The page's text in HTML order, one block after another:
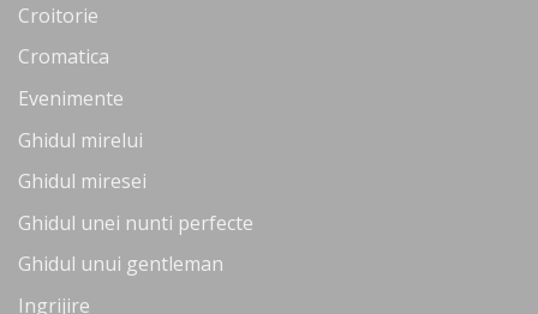
Croitorie
Cromatica
Evenimente
Ghidul mirelui
Ghidul miresei
Ghidul unei nunti perfecte
Ghidul unui gentleman
Ingrijire